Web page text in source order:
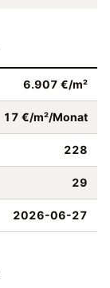
6.907 €/m²
17 €/m²/Monat
228
29
2026-06-27